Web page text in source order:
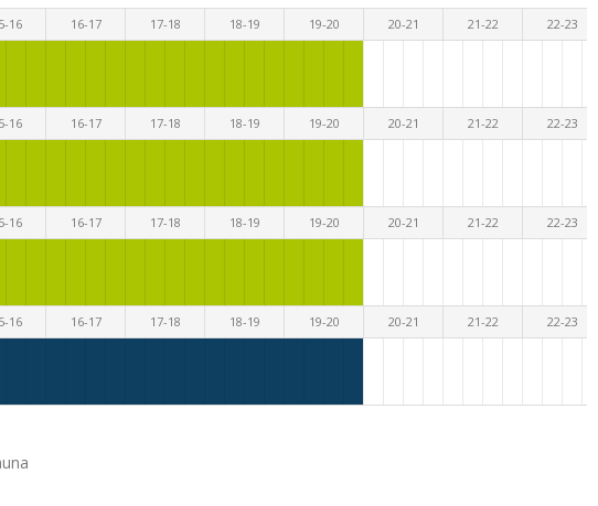
16 16-17 17-18 18-19 19-20 20-21 21-22 22-23
16 16-17 17-18 18-19 19-20 20-21 21-22 22-23
16 16-17 17-18 18-19 19-20 20-21 21-22 22-23
16 16-17 17-18 18-19 19-20 20-21 21-22 22-23